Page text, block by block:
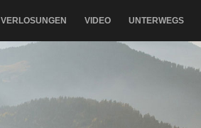
VERLOSUNGEN VIDEO UNTERWEGS